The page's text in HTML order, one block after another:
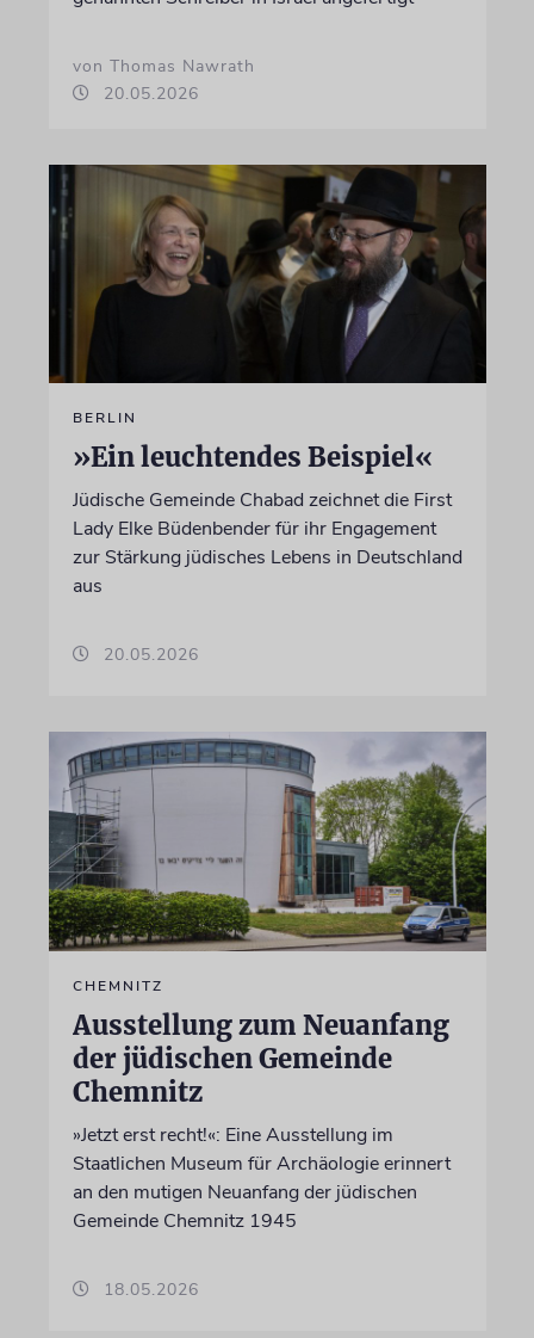
von Thomas Nawrath
20.05.2026
BERLIN
»Ein leuchtendes Beispiel«
Jüdische Gemeinde Chabad zeichnet die First
Lady Elke Büdenbender für ihr Engagement
zur Stärkung jüdisches Lebens in Deutschland
aus
20.05.2026
CHEMNITZ
Ausstellung zum Neuanfang
der jüdischen Gemeinde
Chemnitz
»Jetzt erst recht!«: Eine Ausstellung im
Staatlichen Museum für Archäologie erinnert
an den mutigen Neuanfang der jüdischen
Gemeinde Chemnitz 1945
18.05.2026